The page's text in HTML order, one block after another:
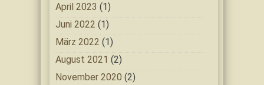
April 2023 (1)
Juni 2022 (1)
März 2022 (1)
August 2021 (2)
November 2020 (2)